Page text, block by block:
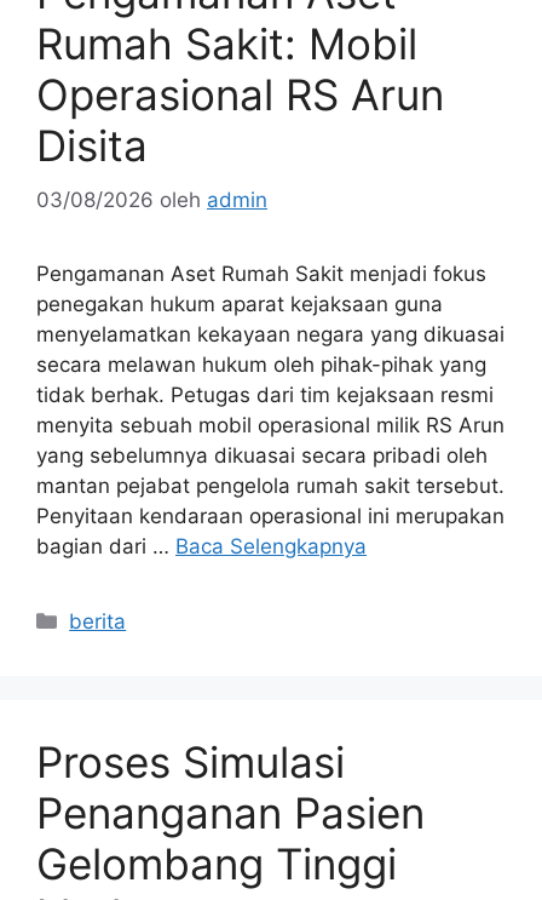
Rumah Sakit: Mobil
Operasional RS Arun
Disita
03/08/2026 oleh admin
Pengamanan Aset Rumah Sakit menjadi fokus
penegakan hukum aparat kejaksaan guna
menyelamatkan kekayaan negara yang dikuasai
secara melawan hukum oleh pihak-pihak yang
tidak berhak. Petugas dari tim kejaksaan resmi
menyita sebuah mobil operasional milik RS Arun
yang sebelumnya dikuasai secara pribadi oleh
mantan pejabat pengelola rumah sakit tersebut.
Penyitaan kendaraan operasional ini merupakan
bagian dari … Baca Selengkapnya
Kategori
berita
Proses Simulasi
Penanganan Pasien
Gelombang Tinggi